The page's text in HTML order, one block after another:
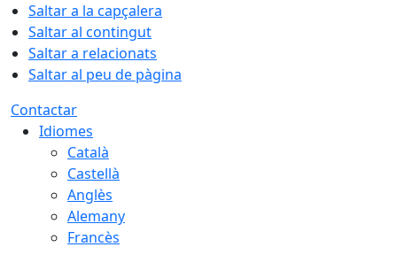
Saltar a la capçalera
Saltar al contingut
Saltar a relacionats
Saltar al peu de pàgina
Contactar
Idiomes
Català
Castellà
Anglès
Alemany
Francès